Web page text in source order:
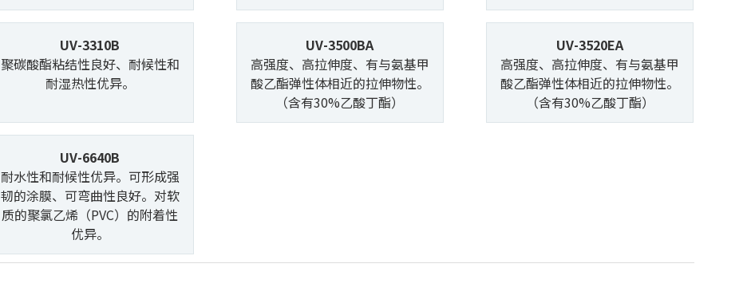
UV-3310B
聚碳酸酯粘结性良好、耐候性和
耐湿热性优异。
UV-3500BA
高强度、高拉伸度、有与氨基甲
酸乙酯弹性体相近的拉伸物性。
（含有30%乙酸丁酯）
UV-3520EA
高强度、高拉伸度、有与氨基甲
酸乙酯弹性体相近的拉伸物性。
（含有30%乙酸丁酯）
UV-6640B
耐水性和耐候性优异。可形成强
韧的涂膜、可弯曲性良好。对软
质的聚氯乙烯（PVC）的附着性
优异。